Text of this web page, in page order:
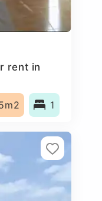
rent in
1